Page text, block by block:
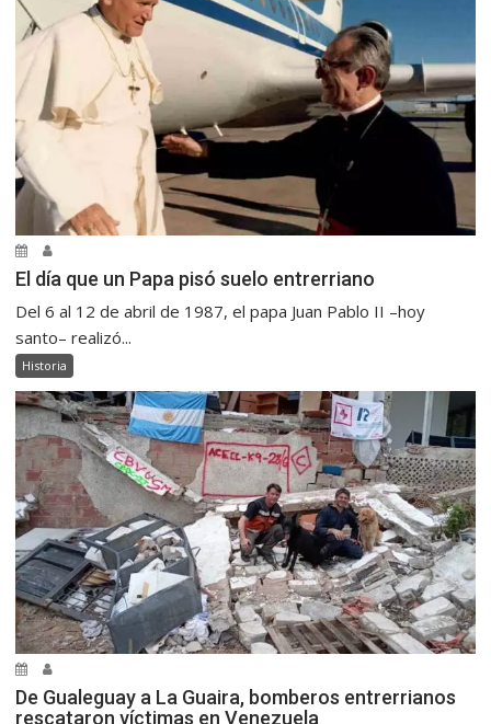
El día que un Papa pisó suelo entrerriano
Del 6 al 12 de abril de 1987, el papa Juan Pablo II –hoy
santo– realizó...
Historia
De Gualeguay a La Guaira, bomberos entrerrianos
rescataron víctimas en Venezuela